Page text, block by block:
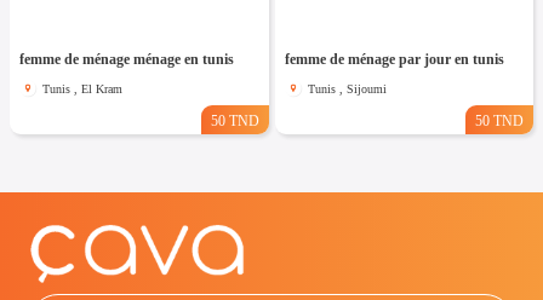
femme de ménage ménage en tunis
Tunis , El Kram
50 TND
femme de ménage par jour en tunis
Tunis , Sijoumi
50 TND